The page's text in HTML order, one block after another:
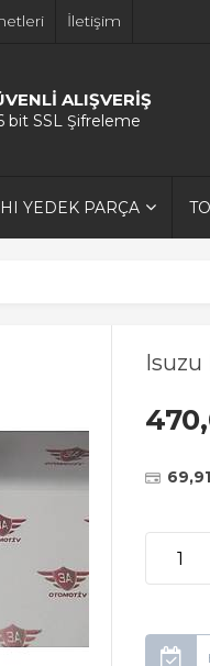
İletişim
ALIŞVERİŞ
bit SSL Şifreleme
YEDEK PARÇA
Isuzu